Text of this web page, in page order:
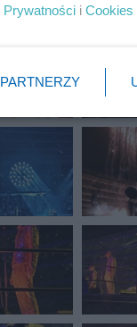
Prywatności i Cookies
PARTNERZY